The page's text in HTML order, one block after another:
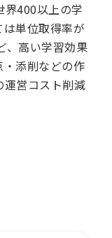
界400以上の学
単位取得率が
、高い学習効果
添削などの作
運営コスト削減